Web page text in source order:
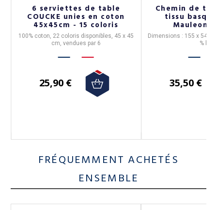
6 serviettes de table
COUCKE unies en coton
45x45cm - 15 coloris
100% coton, 22 coloris disponibles, 45 x 45
cm, vendues par 6
25,90 €
Chemin de
tissu
Mauleon
Dimensions : 155 x 54
% lin.
35,50 €
FRÉQUEMMENT ACHETÉS
ENSEMBLE